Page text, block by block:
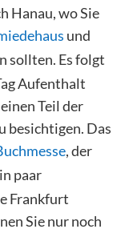
Hanau, wo Sie
und
sollten. Es folgt
Aufenthalt
Teil der
besichtigen. Das
, der
paar
Frankfurt
Sie nur noch